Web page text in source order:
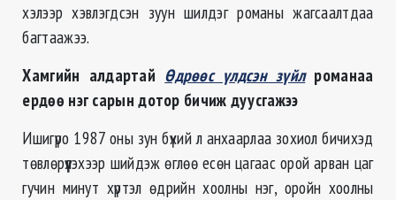
хэлээр хэвлэгдсэн зуун шилдэг романы жагсаалтдаа
багтаажээ.
Хамгийн алдартай Өдрөөс үлдсэн зүйл романаа
ердөө нэг сарын дотор бичиж дуусгажээ
Ишигүро 1987 оны зун бүхий л анхаарлаа зохиол бичихэд
төвлөрүүлэхээр шийдэж өглөө есөн цагаас орой арван цаг
гучин минут хүртэл өдрийн хоолны нэг, оройн хоолны